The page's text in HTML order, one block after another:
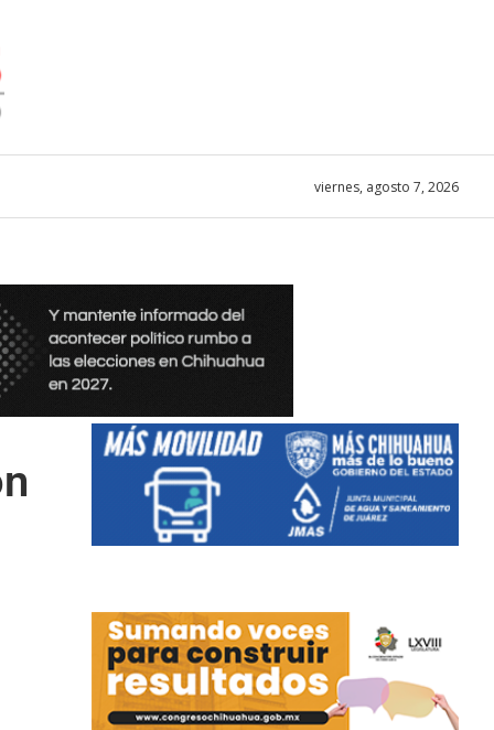
viernes, agosto 7, 2026